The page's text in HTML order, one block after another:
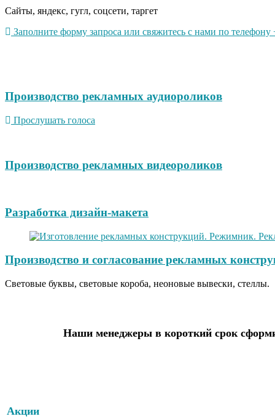
Сайты, яндекс, гугл, соцсети, таргет
Заполните форму запроса или свяжитесь с нами по
Производство рекламных аудиороликов
Прослушать голоса
Производство рекламных видеороликов
Разработка дизайн-макета
Производство и согласование рекламных
Световые буквы, световые короба, неоновые вывески, стеллы.
Наши менеджеры в короткий срок
Акции